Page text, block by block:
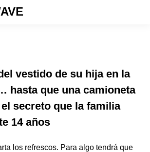
vestido de su hija en la
hasta que una camioneta
secreto que la familia
14 años
los refrescos. Para algo tendrá que